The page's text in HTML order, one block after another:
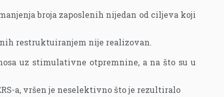
broja zaposlenih nijedan od ciljeva koji
restruktuiranjem nije realizovan.
uz stimulativne otpremnine, a na što su u
a, vršen je neselektivno što je rezultiralo